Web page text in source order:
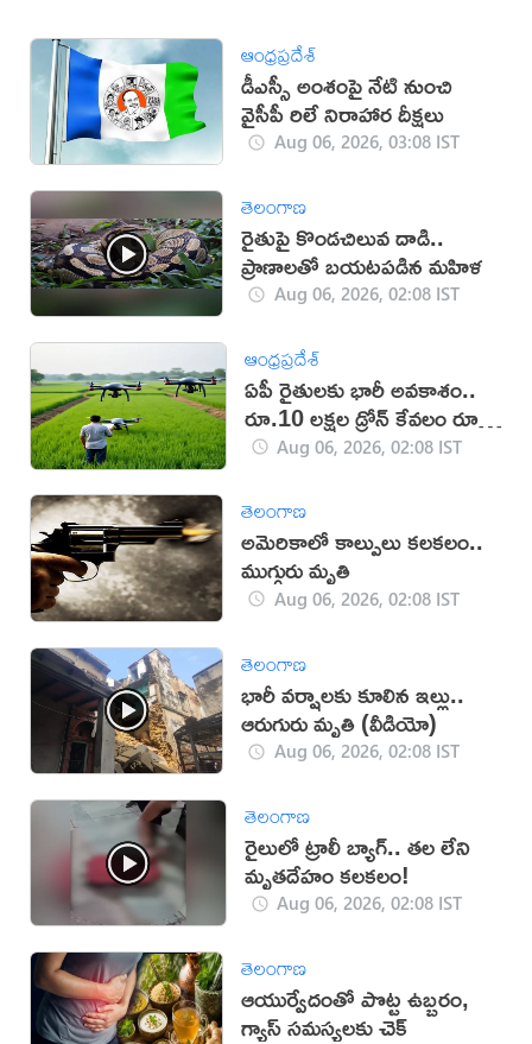
ఆంధ్రప్రదేశ్
డీఎస్సీ అంశంపై నేటి నుంచి
వైసీపీ రిలే నిరాహార దీక్షలు
Aug 06, 2026, 03:08 IST
తెలంగాణ
రైతుపై కొండచిలువ దాడి..
ప్రాణాలతో బయటపడిన మహిళ
Aug 06, 2026, 02:08 IST
ఆంధ్రప్రదేశ్
ఏపీ రైతులకు భారీ అవకాశం..
రూ.10 లక్షల డ్రోన్ కేవలం రూ.2
లక్షలకే!Aug 06, 2026, 02:08 IST
తెలంగాణ
అమెరికాలో కాల్పులు కలకలం..
ముగ్గురు మృతి
Aug 06, 2026, 02:08 IST
తెలంగాణ
భారీ వర్షాలకు కూలిన ఇల్లు..
ఆరుగురు మృతి (వీడియో)
Aug 06, 2026, 02:08 IST
తెలంగాణ
రైలులో ట్రాలీ బ్యాగ్.. తల లేని
మృతదేహం కలకలం!
Aug 06, 2026, 02:08 IST
తెలంగాణ
ఆయుర్వేదంతో పొట్ట ఉబ్బరం,
గ్యాస్ సమస్యలకు చెక్